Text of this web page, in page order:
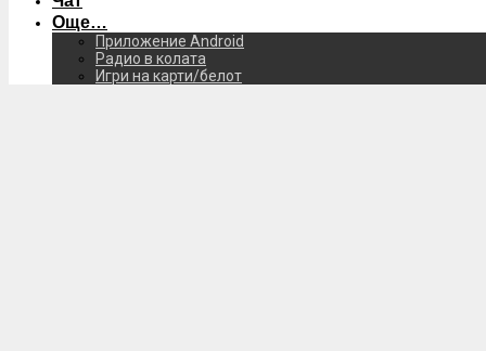
Още…
Приложение Android
Радио в колата
Игри на карти/белот